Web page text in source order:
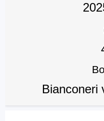
Bianconeri